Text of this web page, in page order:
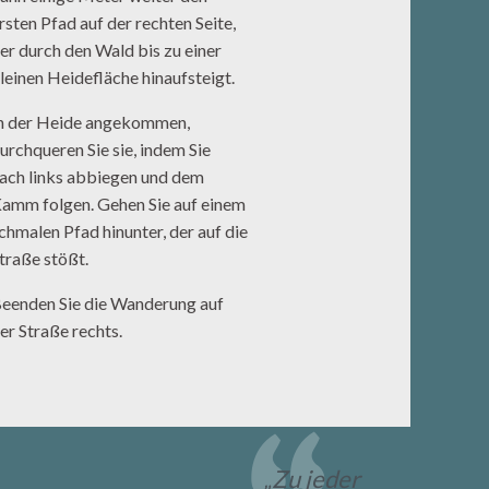
Pfad auf der rechten Seite,
durch den Wald bis zu einer
Heidefläche hinaufsteigt.
der Heide angekommen,
Sie sie, indem Sie
links abbiegen und dem
folgen. Gehen Sie auf einem
Pfad hinunter, der auf die
stößt.
Sie die Wanderung auf
Straße rechts.
„Zu jeder